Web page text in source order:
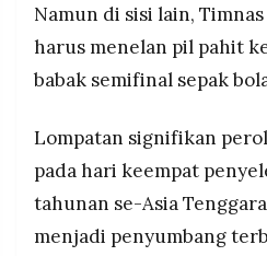
PT.
MEDIA
Resolusi.co
-
2026
PT.
2, Malaysia 4-3).
Empat tim lolos ke
Games 2025 adalah
dan Malaysia, sementara
edisi 2023 dan rekor 14
semifinal pun kandas.
Namun di sisi lain,
harus menelan pil pahit
babak semifinal sepak
Lompatan signifikan
pada hari keempat
tahunan se-Asia
menjadi penyumbang